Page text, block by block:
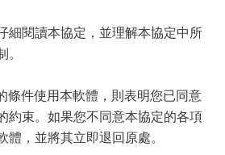
細閱讀本協定，並理解本協定中所
條件使用本軟體，則表明您已同意
約束。如果您不同意本協定的各項
，並將其立即退回原處。